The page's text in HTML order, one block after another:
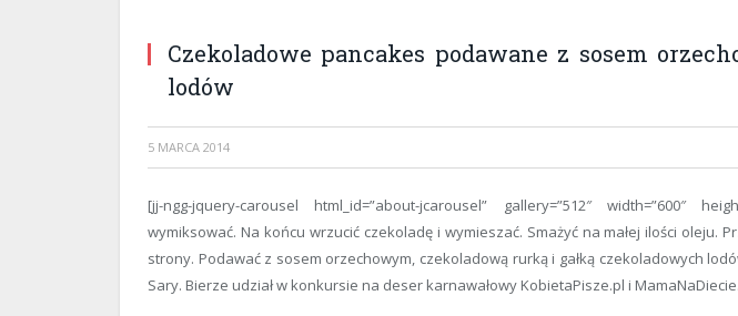
Czekoladowe pancakes podawane z sosem
lodów
5 MARCA 2014
[jj-ngg-jquery-carousel html_id=”about-jcarousel” gallery=”512″ width=”600″
wymiksować. Na końcu wrzucić czekoladę i wymieszać. Smażyć na małej ilości oleju.
strony. Podawać z sosem orzechowym, czekoladową rurką i gałką czekoladowych
Sary. Bierze udział w konkursie na deser karnawałowy KobietaPisze.pl i